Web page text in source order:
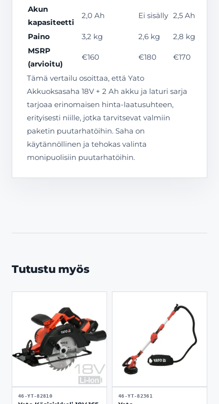
Akun
kapasiteetti
2,0 Ah Ei sisälly 2,5 Ah
Paino 3,2 kg 2,6 kg
2,8 kg
MSRP
(arvioitu)
€160 €180 €170
Tämä vertailu osoittaa, että Yato
Akkuoksasaha 18V + 2 Ah akku ja laturi sarja
tarjoaa erinomaisen hinta-laatusuhteen,
erityisesti niille, jotka tarvitsevat valmiin
paketin puutarhatöihin. Saha on
käytännöllinen ja tehokas valinta
monipuolisiin puutarhatöihin.
Tutustu myös
46-YT-82810 46-YT-82361